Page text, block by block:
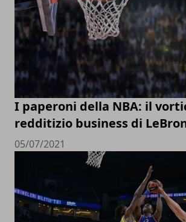
I paperoni della NBA: il
redditizio business di
05/07/2021